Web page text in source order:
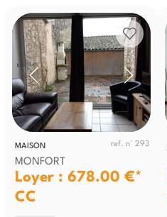
MAISON ref. n° 293
MONFORT
Loyer : 678.00 €*
CC